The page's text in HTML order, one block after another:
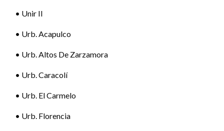
• Unir II
• Urb. Acapulco
• Urb. Altos De Zarzamora
• Urb. Caracolí
• Urb. El Carmelo
• Urb. Florencia